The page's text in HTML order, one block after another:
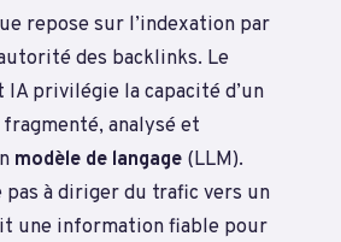
repose sur l’indexation par
des backlinks. Le
privilégie la capacité d’un
analysé et
modèle de langage (LLM).
pas à diriger du trafic vers un
une information fiable pour